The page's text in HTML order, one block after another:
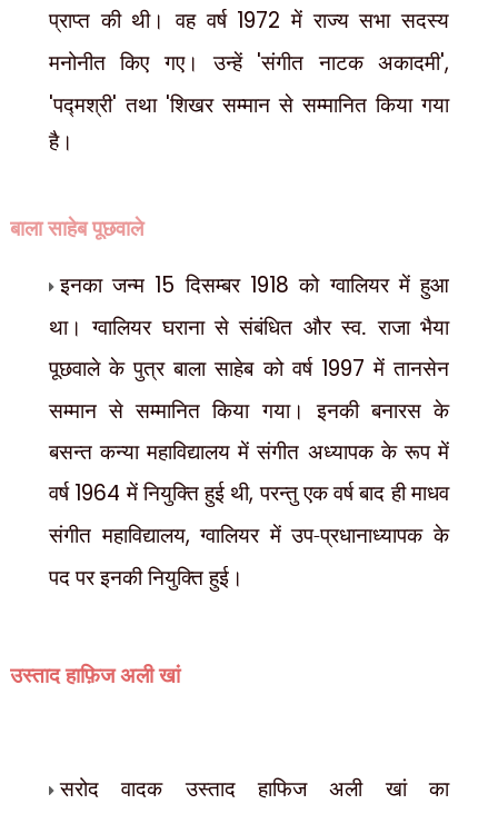
प्राप्त की थी। वह वर्ष 1972में राज्य सभा सदस्य
मनोनीत किए गए। उन्हें 'संगीत नाटक अकादमी',
'पद्मश्री'तथा 'शिखर सम्मान से सम्मानित कियागया
है।
बाला साहेब पूछवाले
इनका जन्म 15 दिसम्बर 1918 को ग्वालियर में हुआ
था। ग्वालियर घराना से संबंधित और स्व. राजा भैया
पूछवाले के पुत्र बाला साहेब को वर्ष 1997 में तानसेन
सम्मान से सम्मानित किया गया। इनकी बनारस के
बसन्त कन्या महाविद्यालय में संगीत अध्यापक के रूप में
वर्ष 1964 में नियुक्ति हुई थी,परन्तु एक वर्ष बाद ही माधव
संगीत महाविद्यालय,ग्वालियर में उप-प्रधानाध्यापक के
पद पर इनकी नियुक्ति हुई।
उस्ताद हाफ़िज अली खां
सरोद वादक उस्ताद हाफिज अली खां का